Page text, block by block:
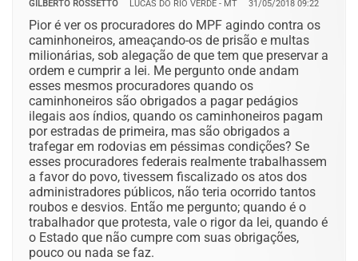
GILBERTO ROSSETTO LUCAS DO RIO VERDE - MT 31/05/2018 09:22
Pior é ver os procuradores do MPF agindo contra os
caminhoneiros, ameaçando-os de prisão e multas
milionárias, sob alegação de que tem que preservar a
ordem e cumprir a lei. Me pergunto onde andam
esses mesmos procuradores quando os
caminhoneiros são obrigados a pagar pedágios
ilegais aos índios, quando os caminhoneiros pagam
por estradas de primeira, mas são obrigados a
trafegar em rodovias em péssimas condições? Se
esses procuradores federais realmente trabalhassem
a favor do povo, tivessem fiscalizado os atos dos
administradores públicos, não teria ocorrido tantos
roubos e desvios. Então me pergunto; quando é o
trabalhador que protesta, vale o rigor da lei, quando é
o Estado que não cumpre com suas obrigações,
pouco ou nada se faz.